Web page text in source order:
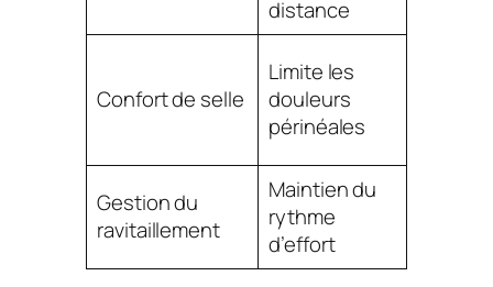
distance
Confort de selle
Limite les
douleurs
périnéales
Gestion du
ravitaillement
Maintien du
rythme
d’effort